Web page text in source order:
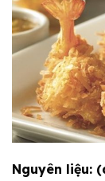
Nguyên liệu: